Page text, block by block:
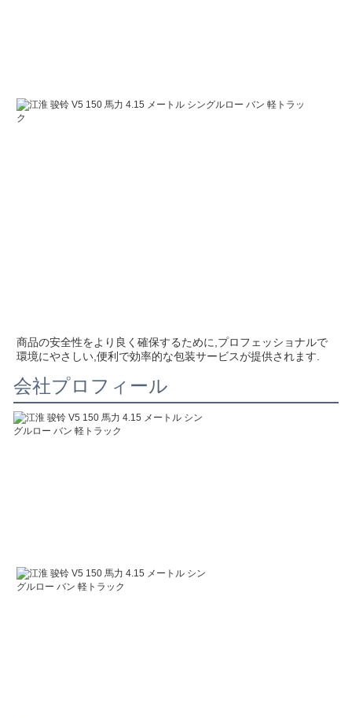
商品の安全性をより良く確保するために,プロフェッショナルで
環境にやさしい,便利で効率的な包装サービスが提供されます.
会社プロフィール